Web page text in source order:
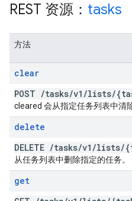
REST 资源： tasks
方法
clear
POST /tasks/v1 /lists/
cleared 会从指定任务列表中清
delete
DELETE /tasks/v1 /lists/
从任务列表中删除指定的任务。
get